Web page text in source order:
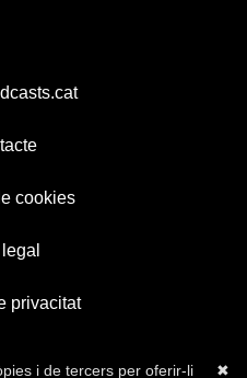
cookies
privacitat
✖
i de tercers per oferir-li